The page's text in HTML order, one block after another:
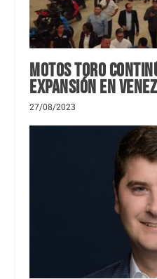
Motos Toro
expansión en
27/08/2023